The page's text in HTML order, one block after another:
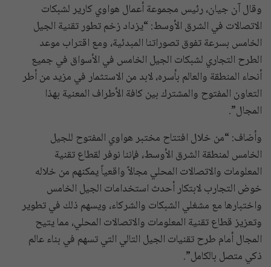
وقال آن جيان، رئيس مجموعة أعمال هواوي كارير لشبكات
الاتصالات في الشرق الأوسط: “يزداد زخم تطور تقنية الجيل
الخامس بسرعة تفوق تصوراتنا المبدئية، ومع اقتراب موعد
الطرح التجاري لشبكات الجيل الخامس في الأسواق في جميع
أنحاء المنطقة والعالم بأسره، لابد من الاستثمار في مزيد من أطر
التعاون المفتوح والمشترك بين كافة الأطراف المعنية بهذا
المجال”.
وأضاف: “من خلال افتتاح مختبر هواوي المفتوح للجيل
الخامس لمنطقة الشرق الأوسط، فإننا نوفر لقطاع تقنية
المعلومات والاتصالات المحلي مجالاً واقعياً يمكنهم من خلاله
خوض التجارب لابتكار أحدث استخدامات الجيل الخامس
واختبارها مع مشغلي الشبكات والشركاء، ويسهم ذلك في تطوير
وتعزيز قطاع تقنية المعلومات والاتصالات المحلي، مما يتيح
المجال أمام طرح تقنيات الجيل التالي التي تسهم في بناء عالم
ذكي متصل بالكامل”.